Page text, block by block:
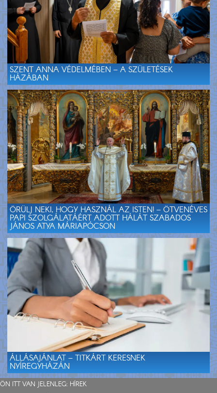
SZENT ANNA VÉDELMÉBEN – A SZÜLETÉSEK
HÁZÁBAN
ÖRÜLJ NEKI, HOGY HASZNÁL AZ ISTEN! – ÖTVENÉVES
PAPI SZOLGÁLATÁÉRT ADOTT HÁLÁT SZABADOS
JÁNOS ATYA MÁRIAPÓCSON
ÁLLÁSAJÁNLAT – TITKÁRT KERESNEK
NYÍREGYHÁZÁN
ÖN ITT VAN JELENLEG: HÍREK